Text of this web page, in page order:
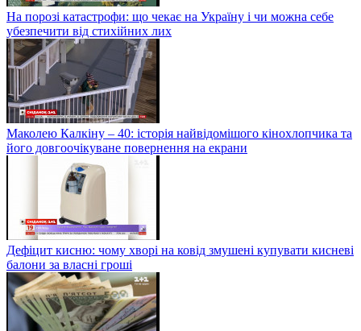
На порозі катастрофи: що чекає на Україну і чи можна себе
убезпечити від стихійних лих
Маколею Калкіну – 40: історія найвідомішого кінохлопчика та
його довгоочікуване повернення на екрани
Дефіцит кисню: чому хворі на ковід змушені купувати кисневі
балони за власні гроші